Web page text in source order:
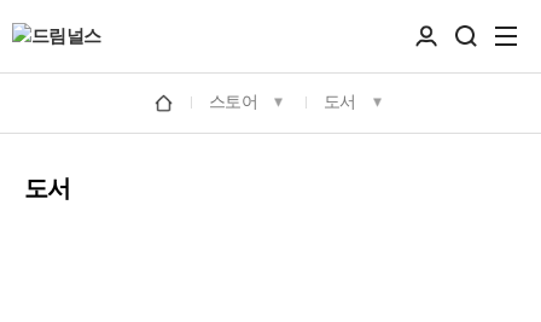
스토어 도서
도서